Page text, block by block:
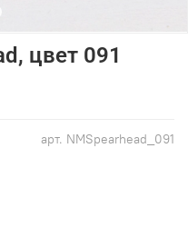
арт. NMSpearhead_091
цвет 091